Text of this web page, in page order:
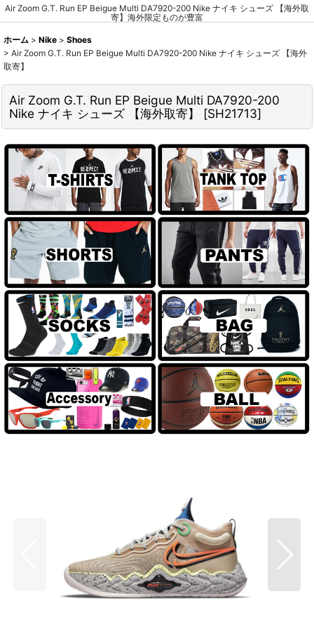
Air Zoom G.T. Run EP Beigue Multi DA7920-200 Nike ナイキ シューズ 【海外取
寄】海外限定ものが豊富
ホーム > Nike > Shoes
> Air Zoom G.T. Run EP Beigue Multi DA7920-200 Nike ナイキ シューズ 【海外
取寄】
Air Zoom G.T. Run EP Beigue Multi DA7920-200
Nike ナイキ シューズ 【海外取寄】
[SH21713]